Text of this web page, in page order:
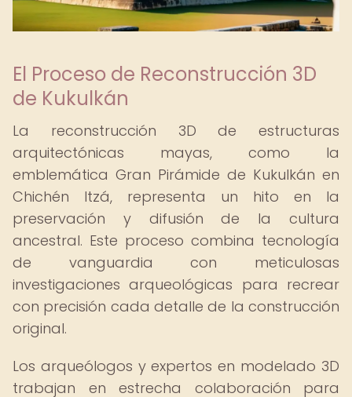
El Proceso de Reconstrucción 3D
de Kukulkán
La reconstrucción 3D de estructuras
arquitectónicas mayas, como la
emblemática Gran Pirámide de Kukulkán en
Chichén Itzá, representa un hito en la
preservación y difusión de la cultura
ancestral. Este proceso combina tecnología
de vanguardia con meticulosas
investigaciones arqueológicas para recrear
con precisión cada detalle de la construcción
original.
Los arqueólogos y expertos en modelado 3D
trabajan en estrecha colaboración para